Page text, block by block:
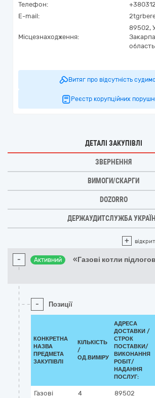
Телефон:
E-mail:
Місцезнаходження:
89502,
Витяг про відсутність
Реєстр корупційних
ДЕТАЛІ ЗАКУПІВЛІ
ЗВЕРНЕННЯ
ВИМОГИ/СКАРГИ
DOZORRO
ДЕРЖАУДИТСЛУЖБА
+
- Активний «Газові котли
- Позиції
КОНКРЕТНА
НАЗВА
ПРЕДМЕТА
ЗАКУПІВЛІ
КІЛЬКІСТЬ
/
ОД.ВИМІРУ
АДРЕСА
ДОСТАВКИ /
СТРОК
ПОСТАВКИ/
ВИКОНАННЯ
РОБІТ/
НАДАННЯ
ПОСЛУГ:
Газові
4
89502